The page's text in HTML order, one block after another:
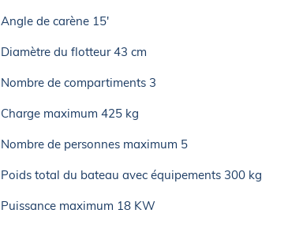
Angle de carène 15'
Diamètre du flotteur 43 cm
Nombre de compartiments 3
Charge maximum 425 kg
Nombre de personnes maximum 5
Poids total du bateau avec équipements 300 kg
Puissance maximum 18 KW